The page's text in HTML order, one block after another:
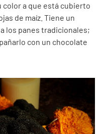
color a que está cubierto
de maíz. Tiene un
los panes tradicionales;
con un chocolate